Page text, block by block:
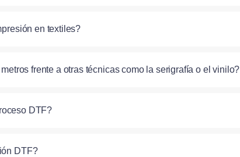
en textiles?
frente a otras técnicas como la serigrafía o el vinilo?
DTF?
DTF?